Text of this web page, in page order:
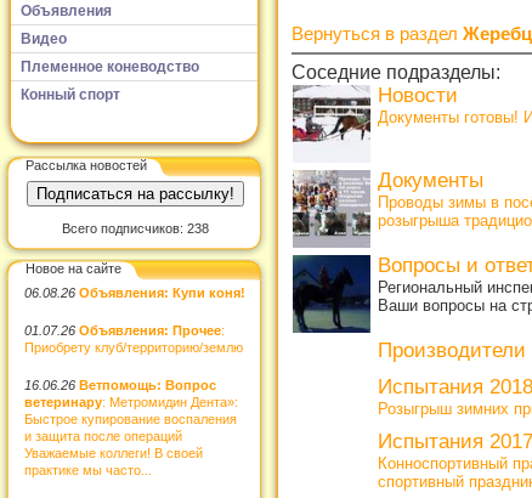
Объявления
Видео
Племенное коневодство
Конный спорт
Рассылка новостей
Всего подписчиков: 238
Новое на сайте
06.08.26 Объявления: Купи коня!
01.07.26 Объявления: Прочее:
Приобрету клуб/территорию/землю
16.06.26 Ветпомощь: Вопрос
ветеринару: Метромидин Дента»:
Быстрое купирование воспаления
и защита после операций
Уважаемые коллеги! В своей
практике мы часто...
Вернуться в раздел
Соседние подразделы:
Новости
Документы готовы!
Документы
Проводы зимы в
розыгрыша
Вопросы и
Региональный
Ваши вопросы на
Испытания 2018
Розыгрыш зимних
Испытания 2017
Конноспортивный
спортивный